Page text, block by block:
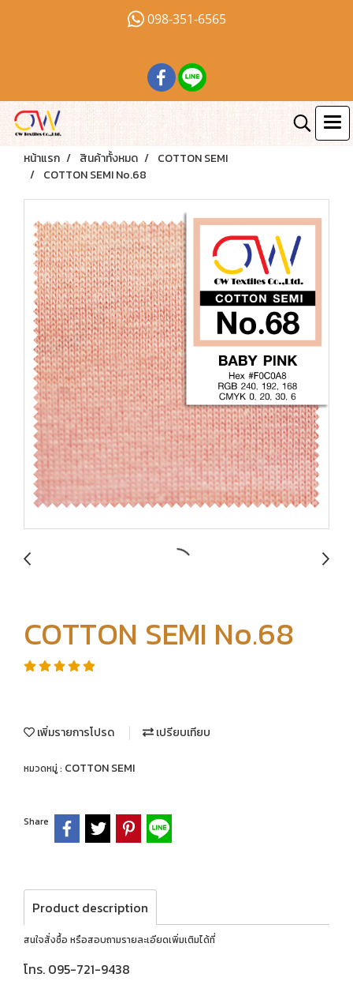
098-351-6565
หน้าแรก สินค้าทั้งหมด
COTTON SEMI
COTTON SEMI No.68
COTTON SEMI No.68
เพิ่มรายการโปรด เปรียบเทียบ
หมวดหมู่ : COTTON SEMI
Share
Product description
สนใจสั่งซื้อ หรือสอบถามรายละเอียดเพิ่มเติมได้ที่
โทร. 095-721-9438